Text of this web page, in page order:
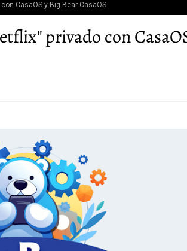
CasaOS y Big Bear CasaOS
privado con